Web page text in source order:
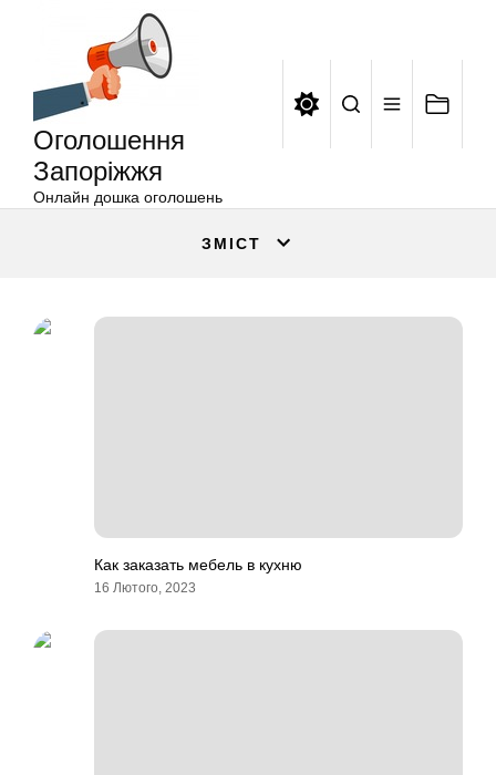
Оголошення
Запоріжжя
Онлайн дошка оголошень
ЗМІСТ
Как заказать мебель в кухню
16 Лютого, 2023